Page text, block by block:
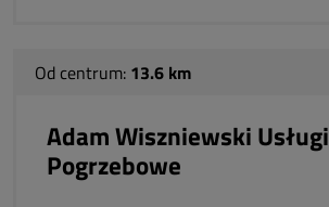
Od centrum: 13.6 km
Adam Wiszniewski Usługi
Pogrzebowe